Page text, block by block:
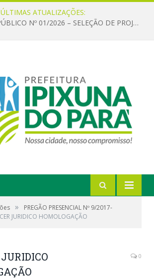
ÚLTIMAS ATUALIZAÇÕES:
CHAMAMENTO PÚBLICO Nº 01/2026 – SELEÇÃO DE PROJETOS PARA FIRMAR TERMO DE EXECUÇÃO CULTURAL COM RECURSOS DA POLÍTICA NACIONAL ALDIR BLANC DE FOMENTO À CULTURA – PNAB (LEI Nº 14.399/2022)
»
PREGÃO PRESENCIAL Nº 9/2017-
JURIDICO HOMOLOGAÇÃO
0